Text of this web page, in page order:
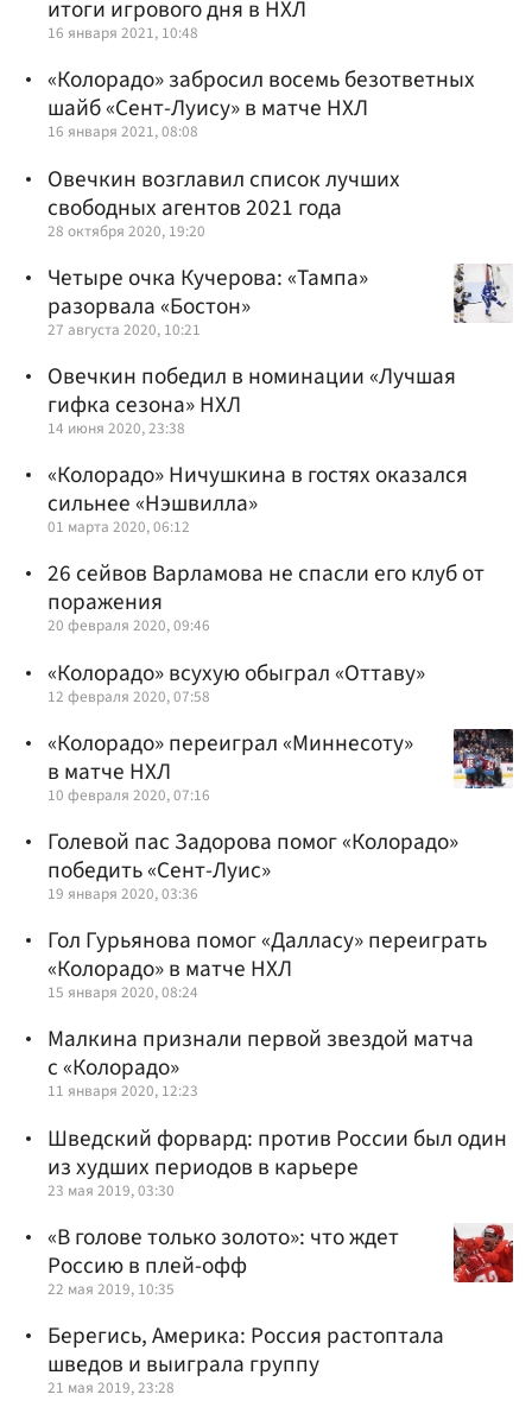
итоги игрового дня в НХЛ
16 января 2021, 10:48
«Колорадо» забросил восемь безответных
шайб «Сент-Луису» в матче НХЛ
16 января 2021, 08:08
Овечкин возглавил список лучших
свободных агентов 2021 года
28 октября 2020, 19:20
Четыре очка Кучерова: «Тампа»
разорвала «Бостон»
27 августа 2020, 10:21
Овечкин победил в номинации «Лучшая
гифка сезона» НХЛ
14 июня 2020, 23:38
«Колорадо» Ничушкина в гостях оказался
сильнее «Нэшвилла»
01 марта 2020, 06:12
26 сейвов Варламова не спасли его клуб от
поражения
20 февраля 2020, 09:46
«Колорадо» всухую обыграл «Оттаву»
12 февраля 2020, 07:58
«Колорадо» переиграл «Миннесоту»
в матче НХЛ
10 февраля 2020, 07:16
Голевой пас Задорова помог «Колорадо»
победить «Сент-Луис»
19 января 2020, 03:36
Гол Гурьянова помог «Далласу» переиграть
«Колорадо» в матче НХЛ
15 января 2020, 08:24
Малкина признали первой звездой матча
с «Колорадо»
11 января 2020, 12:23
Шведский форвард: против России был один
из худших периодов в карьере
23 мая 2019, 03:30
«В голове только золото»: что ждет
Россию в плей-офф
22 мая 2019, 10:35
Берегись, Америка: Россия растоптала
шведов и выиграла группу
21 мая 2019, 23:28